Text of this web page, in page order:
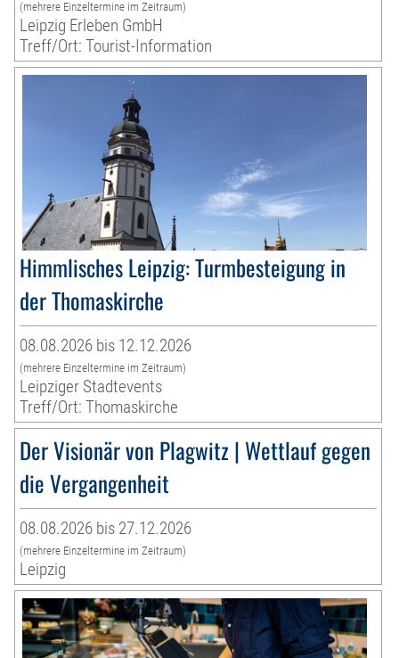
(mehrere Einzeltermine im Zeitraum)
Leipzig Erleben GmbH
Treff/Ort: Tourist-Information
Himmlisches Leipzig: Turmbesteigung in
der Thomaskirche
08.08.2026 bis 12.12.2026
(mehrere Einzeltermine im Zeitraum)
Leipziger Stadtevents
Treff/Ort: Thomaskirche
Der Visionär von Plagwitz | Wettlauf gegen
die Vergangenheit
08.08.2026 bis 27.12.2026
(mehrere Einzeltermine im Zeitraum)
Leipzig